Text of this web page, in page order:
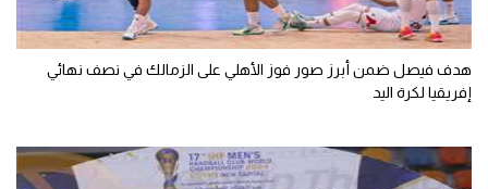
هدف فيصل ضمن أبرز صور فوز الأهلي على الزمالك في نصف نهائي
إفريقيا لكرة اليد